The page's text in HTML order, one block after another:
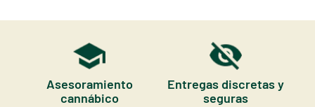
Asesoramiento
cannábico
Entregas discretas y
seguras